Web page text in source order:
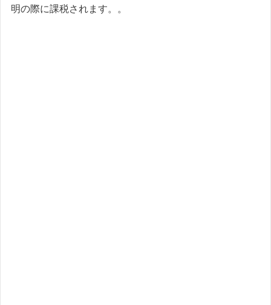
明の際に課税されます。。